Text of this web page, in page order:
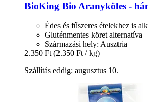
BioKing Bio Aranyköles -​
Édes és fűszeres ételekhez is
Gluténmentes köret alternatíva
Származási hely: Ausztria
2.350 Ft (2.350 Ft / kg)
Szállítás eddig: augusztus 10.